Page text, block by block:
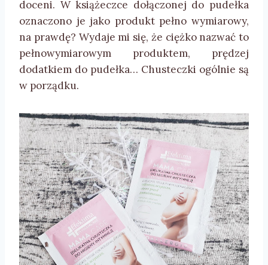
doceni. W książeczce dołączonej do pudełka
oznaczono je jako produkt pełno wymiarowy,
na prawdę? Wydaje mi się, że ciężko nazwać to
pełnowymiarowym produktem, prędzej
dodatkiem do pudełka… Chusteczki ogólnie są
w porządku.